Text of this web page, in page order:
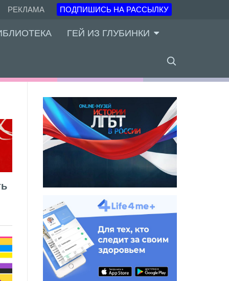
РЕКЛАМА ПОДПИШИСЬ НА РАССЫЛКУ
ГЕЙ ИЗ ГЛУБИНКИ